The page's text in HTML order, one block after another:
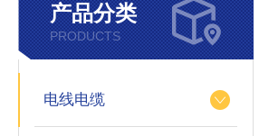
产品分类
PRODUCTS
电线电缆